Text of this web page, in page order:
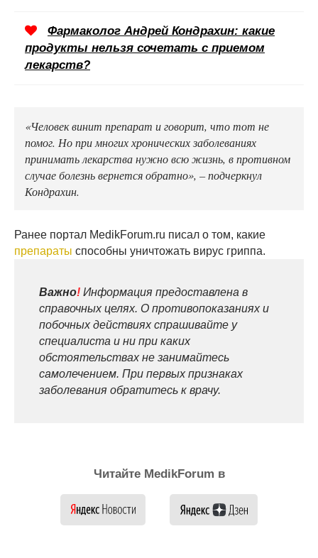
Фармаколог Андрей Кондрахин: какие
продукты нельзя сочетать с приемом
лекарств?
«Человек винит препарат и говорит, что тот не
помог. Но при многих хронических заболеваниях
принимать лекарства нужно всю жизнь, в противном
случае болезнь вернется обратно», – подчеркнул
Кондрахин.
Ранее портал MedikForum.ru писал о том, какие
препараты способны уничтожать вирус гриппа.
Важно! Информация предоставлена в
справочных целях. О противопоказаниях и
побочных действиях спрашивайте у
специалиста и ни при каких
обстоятельствах не занимайтесь
самолечением. При первых признаках
заболевания обратитесь к врачу.
Читайте MedikForum в